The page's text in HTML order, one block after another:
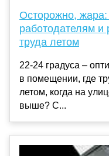
Осторожно,
работодателям и
труда летом
22-24 градуса –
в помещении, где
летом, когда на
выше? С...